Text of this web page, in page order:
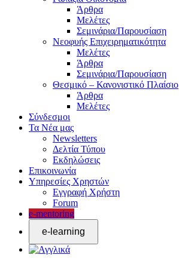
Άρθρα
Μελέτες
Σεμινάρια/Παρουσίαση
Νεοφυής Επιχειρηματικότητα
Μελέτες
Άρθρα
Σεμινάρια/Παρουσίαση
Θεσμικό – Κανονιστικό Πλαίσιο
Άρθρα
Μελέτες
Σύνδεσμοι
Τα Νέα μας
Newsletters
Δελτία Τύπου
Εκδηλώσεις
Επικοινωνία
Υπηρεσίες Χρηστών
Εγγραφή Χρήστη
Forum
e-mentoring